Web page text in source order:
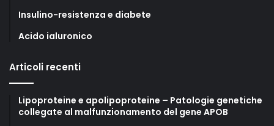
Insulino-resistenza e diabete
Acido ialuronico
Articoli recenti
Lipoproteine e apolipoproteine – Patologie genetiche
collegate al malfunzionamento del gene APOB